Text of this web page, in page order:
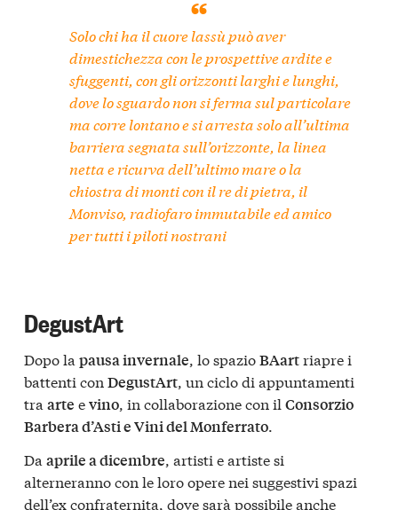
Solo chi ha il cuore lassù può aver
dimestichezza con le prospettive ardite e
sfuggenti, con gli orizzonti larghi e lunghi,
dove lo sguardo non si ferma sul particolare
ma corre lontano e si arresta solo all’ultima
barriera segnata sull’orizzonte, la linea
netta e ricurva dell’ultimo mare o la
chiostra di monti con il re di pietra, il
Monviso, radiofaro immutabile ed amico
per tutti i piloti nostrani
DegustArt
Dopo la pausa invernale, lo spazioBAartriapre i
battenti con DegustArt, un ciclo di appuntamenti
tra arte evino, in collaborazione con il Consorzio
Barbera d’Asti e Vini del Monferrato.
Da aprile a dicembre, artisti e artiste si
alterneranno con le loro opere nei suggestivi spazi
dell’ex confraternita, dove sarà possibile anche